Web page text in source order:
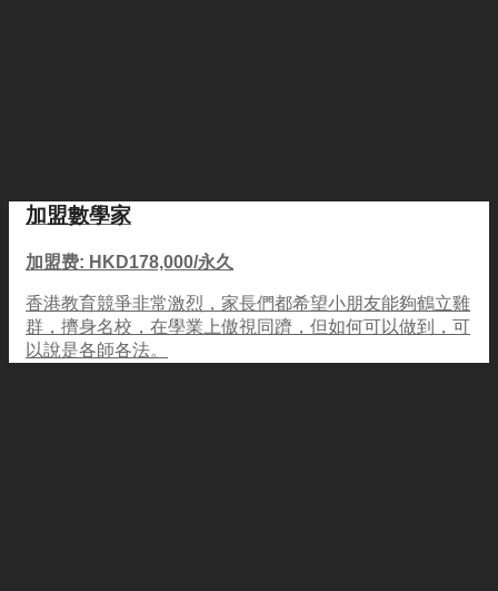
加盟數學家
加盟费: HKD178,000/永久
香港教育競爭非常激烈，家長們都希望小朋友能夠鶴立雞
群，擠身名校，在學業上傲視同躋，但如何可以做到，可
以說是各師各法。